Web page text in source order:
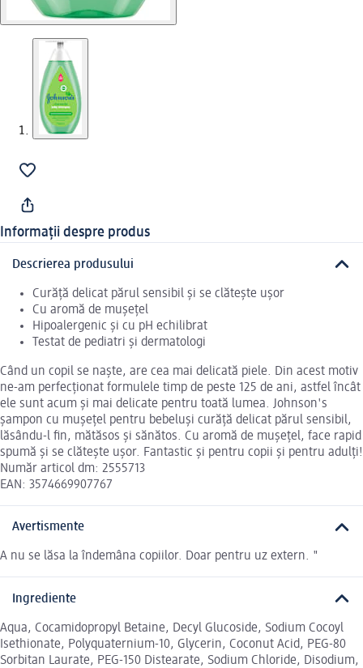
Informații despre produs
Descrierea produsului
Curăță delicat părul sensibil și se clătește ușor
Cu aromă de mușețel
Hipoalergenic și cu pH echilibrat
Testat de pediatri și dermatologi
Când un copil se naște, are cea mai delicată piele. Din acest motiv
ne-am perfecționat formulele timp de peste 125 de ani, astfel încât
ele sunt acum și mai delicate pentru toată lumea. Johnson's
șampon cu mușețel pentru bebeluși curăță delicat părul sensibil,
lăsându-l fin, mătăsos și sănătos. Cu aromă de mușețel, face rapid
spumă și se clătește ușor. Fantastic și pentru copii și pentru adulți!
Număr articol dm: 2555713
EAN: 3574669907767
Avertismente
A nu se lăsa la îndemâna copiilor. Doar pentru uz extern. "
Ingrediente
Aqua, Cocamidopropyl Betaine, Decyl Glucoside, Sodium Cocoyl
Isethionate, Polyquaternium-10, Glycerin, Coconut Acid, PEG-80
Sorbitan Laurate, PEG-150 Distearate, Sodium Chloride, Disodium,